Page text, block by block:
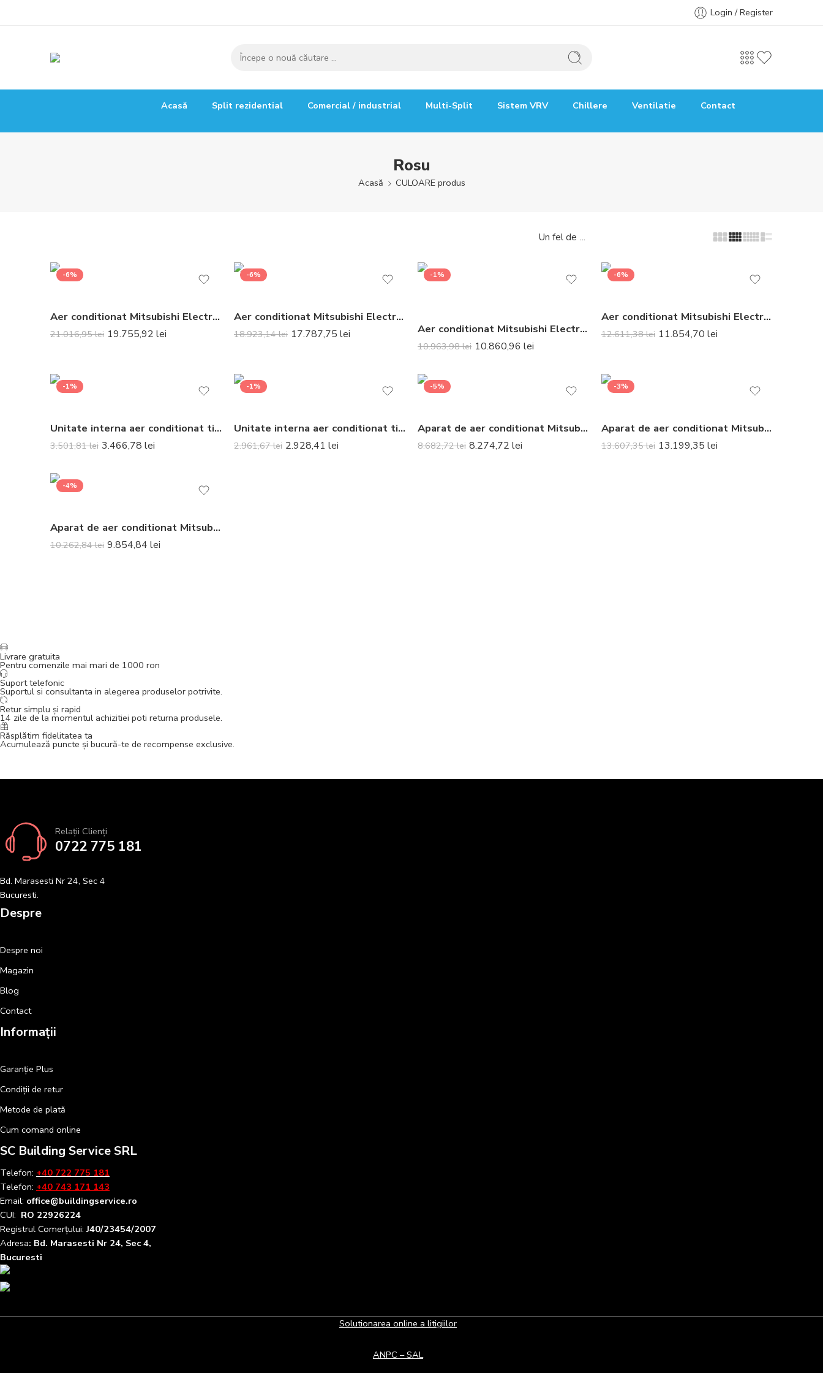
Login / Register
Acasă Split rezidential Comercial / industrial Multi-Split Sistem VRV Chillere Ventilatie Contact
Rosu
Acasă CULOARE produs
Un fel de ...
-6%
Aer conditionat Mitsubishi Electric Multisplit MXZ-3F68VF+3xMSZ-LN25VGR (3×9000 BTU) R32 Rosu
21.016,95lei 19.755,92 lei
-6%
Aer conditionat Mitsubishi Electric Multisplit MXZ-3F68VF+2xMSZ-LN35VGR (2×12000 BTU) R32 Rosu
18.923,14lei 17.787,75 lei
-1%
Aer conditionat Mitsubishi Electric Multisplit MXZ-2F53VF+MSZ-LN25VGR+MSZ-LN35VGR (1×9000 BTU+1×12000 BTU) R32 Rosu
10.963,98lei 10.860,96 lei
-6%
Aer conditionat Mitsubishi Electric Multisplit MXZ-2F42VF+2xMSZ-LN25VGR (2×9000 BTU) R32 Rosu
12.611,38lei 11.854,70 lei
-1%
Unitate interna aer conditionat tip split de perete Mitsubishi Electric MSZ-LN35VG2R 12000 BTU Ruby Red
3.501,81lei 3.466,78 lei
-1%
Unitate interna aer conditionat tip split de perete Mitsubishi Electric MSZ-LN25VG2R 9000 BTU Ruby Red
2.961,67lei 2.928,41 lei
-5%
Aparat de aer conditionat Mitsubishi Electric MSZ-LN25R-MUZ-LN25VGHZ2 Inverter 9000 BTU Ruby Red
8.682,72lei 8.274,72 lei
-3%
Aparat de aer conditionat Mitsubishi Electric MSZ-LN50R-MUZ-LN50VGHZ2 Inverter 18000 BTU Ruby Red
13.607,35lei 13.199,35 lei
-4%
Aparat de aer conditionat Mitsubishi Electric MSZ-LN35R-MUZ-LN35VGHZ2 Inverter 12000 BTU Ruby Red
10.262,84lei 9.854,84 lei
Livrare gratuita
Pentru comenzile mai mari de 1000 ron
Suport telefonic
Suportul si consultanta in alegerea produselor potrivite.
Retur simplu și rapid
14 zile de la momentul achizitiei poti returna produsele.
Răsplătim fidelitatea ta
Acumulează puncte și bucură-te de recompense exclusive.
Relații Clienți
0722 775 181
Bd. Marasesti Nr 24, Sec 4
Bucuresti.
Despre
Despre noi
Magazin
Blog
Contact
Informații
Garanție Plus
Condiții de retur
Metode de plată
Cum comand online
SC Building Service SRL
Telefon: +40 722 775 181
Telefon: +40 743 171 143
Email: office@buildingservice.ro
CUI: RO 22926224
Registrul Comerțului:J40/23454/2007
Adresa: Bd. Marasesti Nr 24, Sec 4,
Bucuresti
Solutionarea online a litigiilor
ANPC – SAL